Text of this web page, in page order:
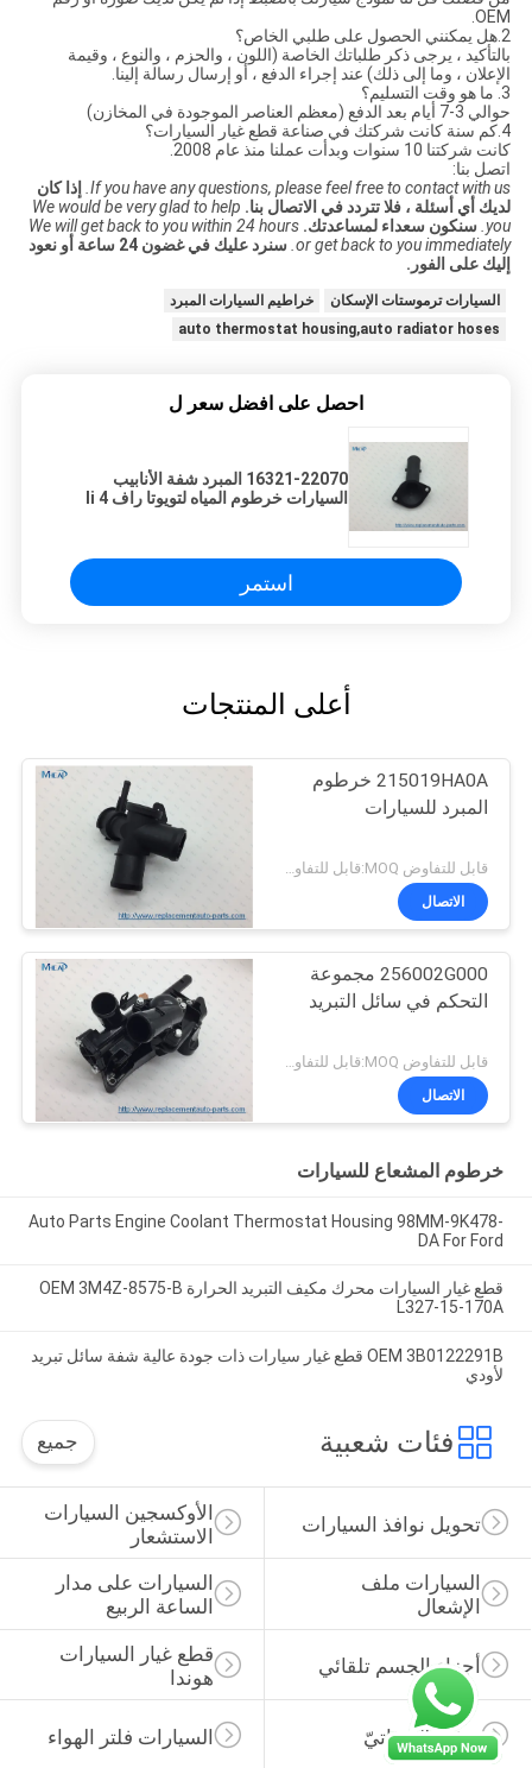
OEM.
2.هل يمكنني الحصول على طلبي الخاص؟
بالتأكيد ، يرجى ذكر طلباتك الخاصة (اللون ، والحزم ، والنوع ، وقيمة
الإعلان ، وما إلى ذلك) عند إجراء الدفع ، أو إرسال رسالة إلينا.
3. ما هو وقت التسليم؟
حوالي 3-7 أيام بعد الدفع (معظم العناصر الموجودة في المخازن)
4.كم سنة كانت شركتك في صناعة قطع غيار السيارات؟
كانت شركتنا 10 سنوات وبدأت عملنا منذ عام 2008.
اتصل بنا:
If you have any questions, please feel free to contact with us.
إذا كان
لديك أي أسئلة ، فلا تتردد في الاتصال بنا. We would be very glad to help
you. سنكون سعداء لمساعدتك. We will get back to you within 24 hours
or get back to you immediately.
سنرد عليك في غضون 24 ساعة أو نعود
إليك على الفور.
السيارات ترموستات الإسكان
خراطيم السيارات المبرد
auto thermostat housing,auto radiator hoses
احصل على افضل سعر ل
16321-22070 المبرد شفة الأنابيب
السيارات خرطوم المياه لتويوتا راف 4 Ii
استمر
أعلى المنتجات
215019HA0A خرطوم
المبرد للسيارات
قابل للتفاوض MOQ:قابل للتفاوض
الاتصال
256002G000 مجموعة
التحكم في سائل التبريد
الاتصال
خرطوم المشعاع للسيارات
Auto Parts Engine Coolant Thermostat Housing 98MM-9K478-
DA For Ford
قطع غيار السيارات محرك مكيف التبريد الحرارة OEM 3M4Z-8575-B
L327-15-170A
OEM 3B0122291B قطع غيار سيارات ذات جودة عالية شفة سائل تبريد
لأودي
فئات شعبية جميع
الأوكسجين السيارات
الاستشعار
تحويل نوافذ السيارات
السيارات على مدار
الساعة الربيع
السيارات ملف
الإشعال
قطع غيار السيارات
هوندا
أجزاء الجسم تلقائي
السيارات فلتر الهواء Oil Filter ذاتيّ